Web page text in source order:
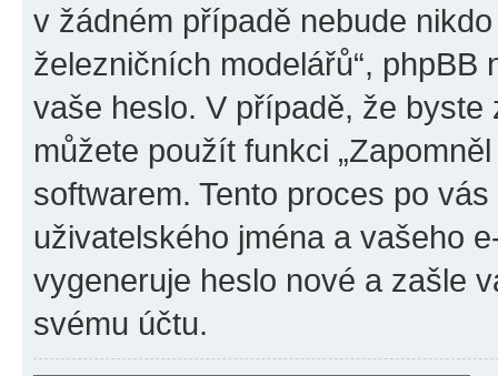
v žádném případě nebude
železničních modelářů“,
vaše heslo. V případě, že
můžete použít funkci
softwarem. Tento proces po
uživatelského jména a vašeho
vygeneruje heslo nové a zašle
svému účtu.